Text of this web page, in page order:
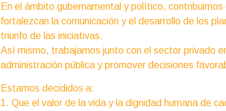
En el ámbito gubernamental y político,
fortalezcan la comunicación y el desarrollo de los
triunfo de las iniciativas.
Así mismo, trabajamos junto con el sector privado
administración pública y promover decisiones
Estamos decididos a:
1. Que el valor de la vida y la dignidad humana de